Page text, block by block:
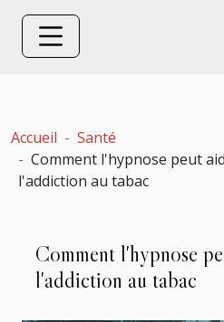
Accueil
Santé
Comment l'hypnose peut
l'addiction au tabac
Comment l'hypnose
l'addiction au tabac